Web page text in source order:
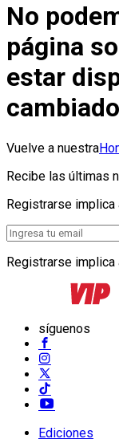
No
página
estar
Vuelve a nuestra
Recibe las últimas
Registrarse implica
Registrarse implica
síguenos
Ediciones